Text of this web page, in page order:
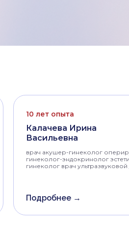
10 лет опыта
Калачева Ирина
Васильевна
врач акушер-гинеколог
гинеколог-эндокринолог
гинеколог врач ультразвуковой
Подробнее →